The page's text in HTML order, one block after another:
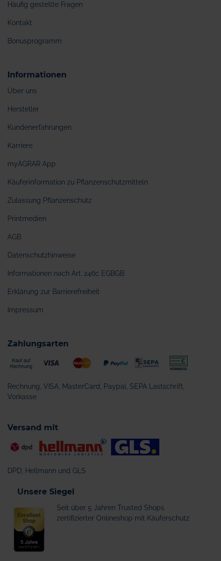
Häufig gestellte Fragen
Kontakt
Bonusprogramm
Informationen
Über uns
Hersteller
Kundenerfahrungen
Karriere
myAGRAR App
Käuferinformation zu Pflanzenschutzmitteln
Zulassung Pflanzenschutz
Printmedien
AGB
Datenschutzhinweise
Informationen nach Art. 246c EGBGB
Erklärung zur Barrierefreiheit
Impressum
Zahlungsarten
Rechnung, VISA, MasterCard, Paypal, SEPA Lastschrift,
Vorkasse
Versand mit
DPD, Hellmann und GLS
Unsere Siegel
Seit über 5 Jahren Trusted Shops
zertifizierter Onlineshop mit Käuferschutz